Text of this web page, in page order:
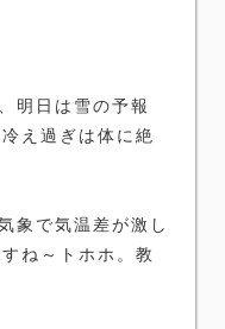
明日は雪の予報
え過ぎは体に絶
象で気温差が激し
ね～トホホ。教